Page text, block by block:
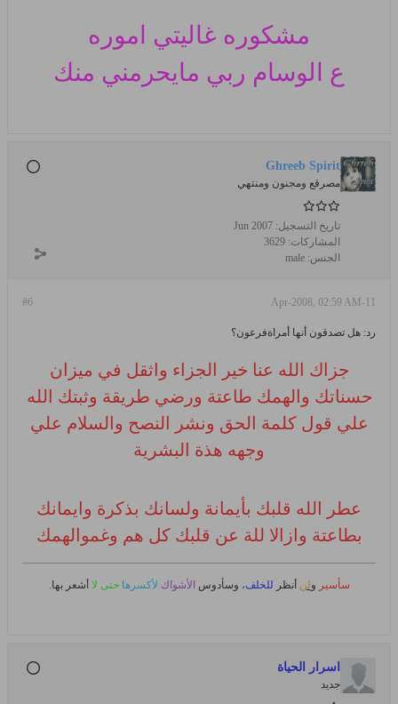
مشكوره غاليتي اموره
ع الوسام ربي مايحرمني منك
Ghreeb Spirit
مصرقع ومجنون ومنتهي
تاريخ التسجيل: Jun 2007
المشاركات: 3629
الجنس: male
#6 11-Apr-2008, 02:59 AM
رد: هل تصدقون أنها أمراةفرعون؟
جزاك الله عنا خير الجزاء واثقل في ميزان
حسناتك والهمك طاعتة ورضي طريقة وثبتك الله
علي قول كلمة الحق ونشر النصح والسلام علي
وجهه هذة البشرية
عطر الله قلبك بأيمانة ولسانك بذكرة وايمانك
بطاعتة وازالا للة عن قلبك كل هم وغموالهمك
سأسير ولن أنظر للخلف، وسأدوس الأشواك لأكسرها حتى لا أشعر بها.
اسرار الحياة
جديد